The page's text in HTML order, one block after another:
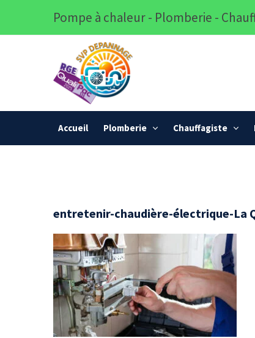
Pompe à chaleur - Plomberie -
Accueil Plomberie Chauffagiste
entretenir-chaudière-électrique-La